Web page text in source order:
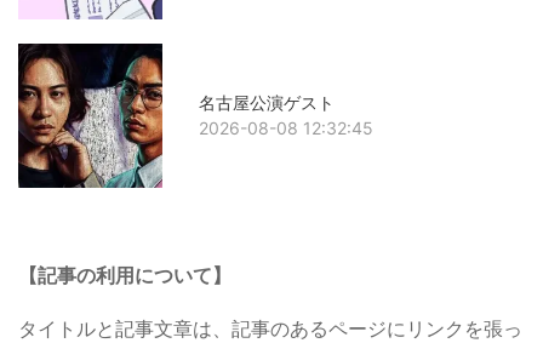
名古屋公演ゲスト
2026-08-08 12:32:45
【記事の利用について】
タイトルと記事文章は、記事のあるページにリンクを張っ